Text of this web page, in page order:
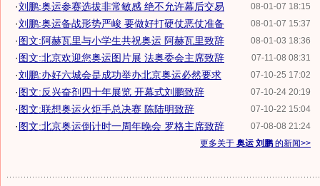
08-01-07 18:15
·刘鹏:奥运参赛选拔非常敏感 绝不允许幕后交易
08-01-07 15:37
·刘鹏:奥运备战形势严峻 要做好打硬仗恶仗准备
08-01-03 18:36
·图文:阿赫瓦里与小学生共祝奥运 阿赫瓦里致辞
07-11-08 08:31
·图文:北京欢迎您奥运图片展 法奥委会主席致辞
07-10-25 17:02
·刘鹏:办好六城会是成功举办北京奥运必然要求
07-10-24 20:19
·图文:反兴奋剂四十年展览 开幕式刘鹏致辞
07-10-22 15:04
·图文:联想奥运火炬手总决赛 陈陆明致辞
07-08-08 21:24
·图文:北京奥运倒计时一周年晚会 罗格主席致辞
更多关于 奥运 刘鹏的新闻>>